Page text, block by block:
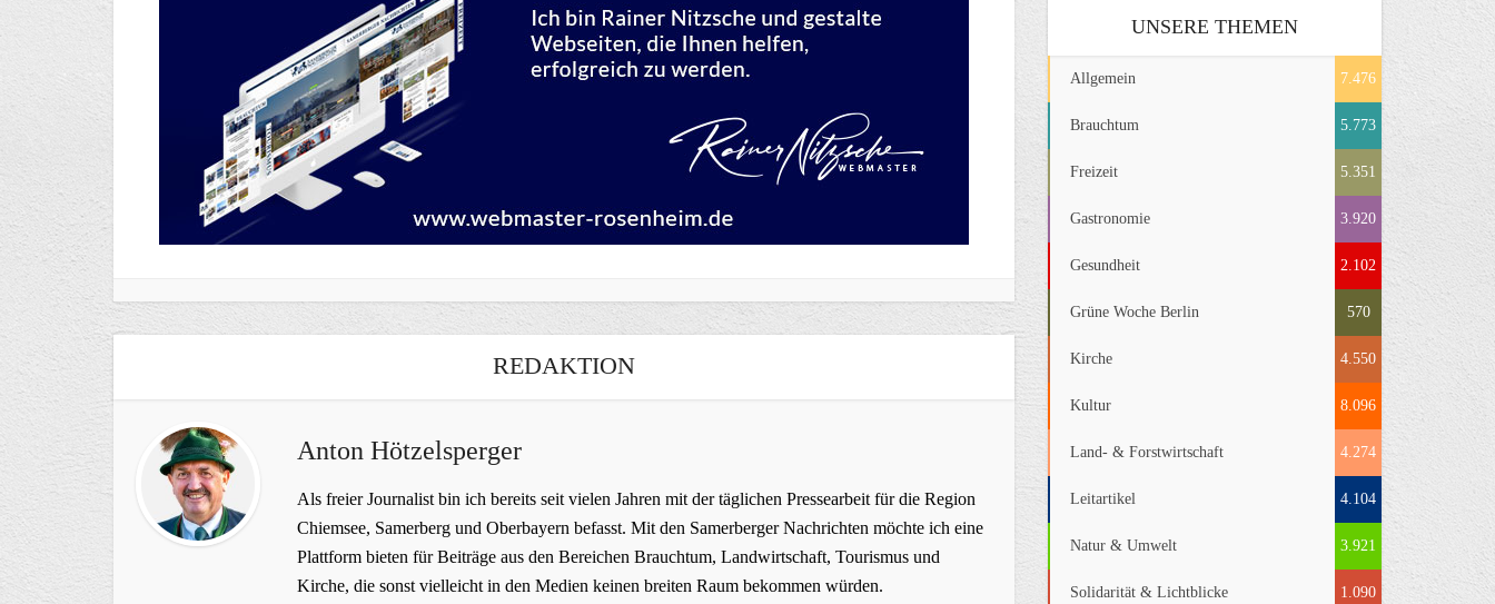
REDAKTION
Anton Hötzelsperger
Als freier Journalist bin ich bereits seit vielen Jahren mit der täglichen Pressearbeit für die Region
Chiemsee, Samerberg und Oberbayern befasst. Mit den Samerberger Nachrichten möchte ich eine
Plattform bieten für Beiträge aus den Bereichen Brauchtum, Landwirtschaft, Tourismus und
Kirche, die sonst vielleicht in den Medien keinen breiten Raum bekommen würden.
UNSERE THEMEN
Allgemein 7.476
Brauchtum 5.773
Freizeit 5.351
Gastronomie 3.920
Gesundheit 2.102
Grüne Woche Berlin 570
Kirche 4.550
Kultur 8.096
Land- & Forstwirtschaft 4.274
Leitartikel 4.104
Natur & Umwelt 3.921
Solidarität & Lichtblicke 1.090